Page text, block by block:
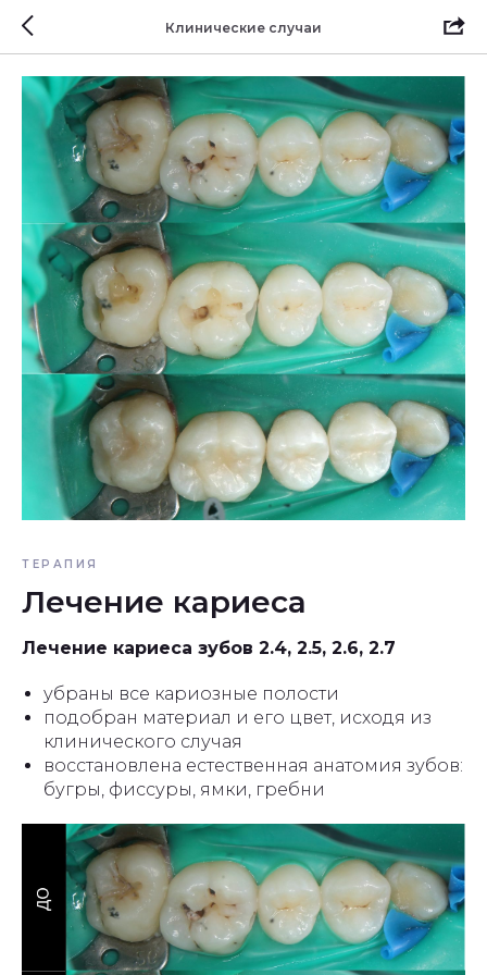
Клинические случаи
ТЕРАПИЯ
Лечение кариеса
Лечение кариеса зубов 2.4, 2.5, 2.6, 2.7
убраны все кариозные полости
подобран материал и его цвет, исходя из
клинического случая
восстановлена естественная анатомия зубов:
бугры, фиссуры, ямки, гребни